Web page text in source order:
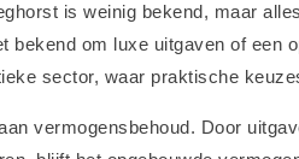
is weinig bekend, maar
bekend om luxe uitgaven of een
sector, waar praktische
vermogensbehoud. Door